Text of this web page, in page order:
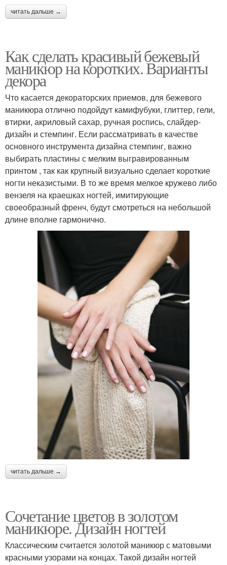
читать дальше →
Как сделать красивый бежевый
маникюр на коротких. Варианты
декора
Что касается декораторских приемов, для бежевого
маникюра отлично подойдут камифубуки, глиттер, гели,
втирки, акриловый сахар, ручная роспись, слайдер-
дизайн и стемпинг. Если рассматривать в качестве
основного инструмента дизайна стемпинг, важно
выбирать пластины с мелким выгравированным
принтом , так как крупный визуально сделает короткие
ногти неказистыми. В то же время мелкое кружево либо
вензеля на краешках ногтей, имитирующие
своеобразный френч, будут смотреться на небольшой
длине вполне гармонично.
читать дальше →
Сочетание цветов в золотом
маникюре. Дизайн ногтей
Классическим считается золотой маникюр с матовыми
красными узорами на концах. Такой дизайн ногтей